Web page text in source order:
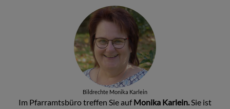
Bildrechte Monika Karlein
Im Pfarramtsbüro treffen Sie aufMonika Karlein.Sie ist